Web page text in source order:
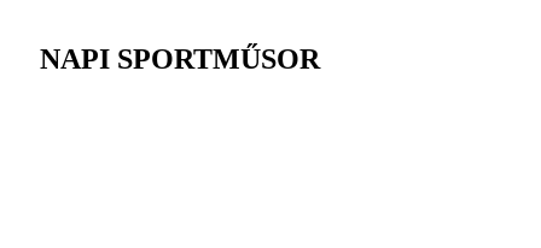
NAPI SPORTMŰSOR